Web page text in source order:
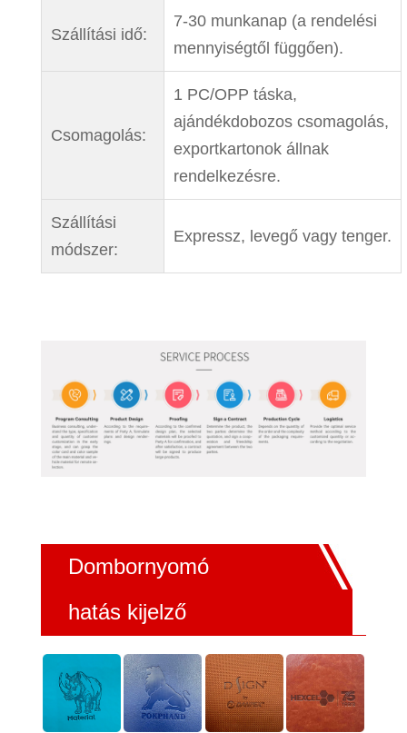
Szállítási idő:
7-30 munkanap (a rendelési
mennyiségtől függően).
Csomagolás:
1 PC/OPP táska,
ajándékdobozos csomagolás,
exportkartonok állnak
rendelkezésre.
Szállítási
módszer:
Expressz, levegő vagy tenger.
Dombornyomó
hatás kijelző